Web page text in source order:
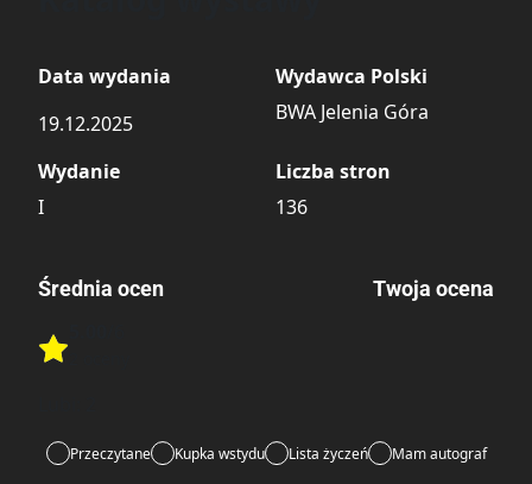
Data wydania
19.12.2025
Wydawca Polski
BWA Jelenia Góra
Wydanie
I
Liczba stron
136
Średnia ocen
Rate this item:
Twoja ocena
Przeczytane Kupka wstydu Lista życzeń Mam autograf